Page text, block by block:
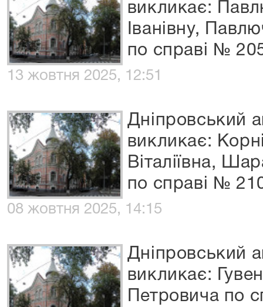
викликає:
Іванівну,
по справі №
13 жовтня 2025, 12:51
Дніпровський
викликає:
Віталіївна,
по справі №
08 жовтня 2025, 14:15
Дніпровський
викликає:
Петровича по